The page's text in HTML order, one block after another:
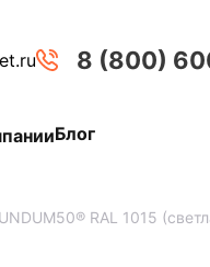
8 (800)
Блог
RAL 1015